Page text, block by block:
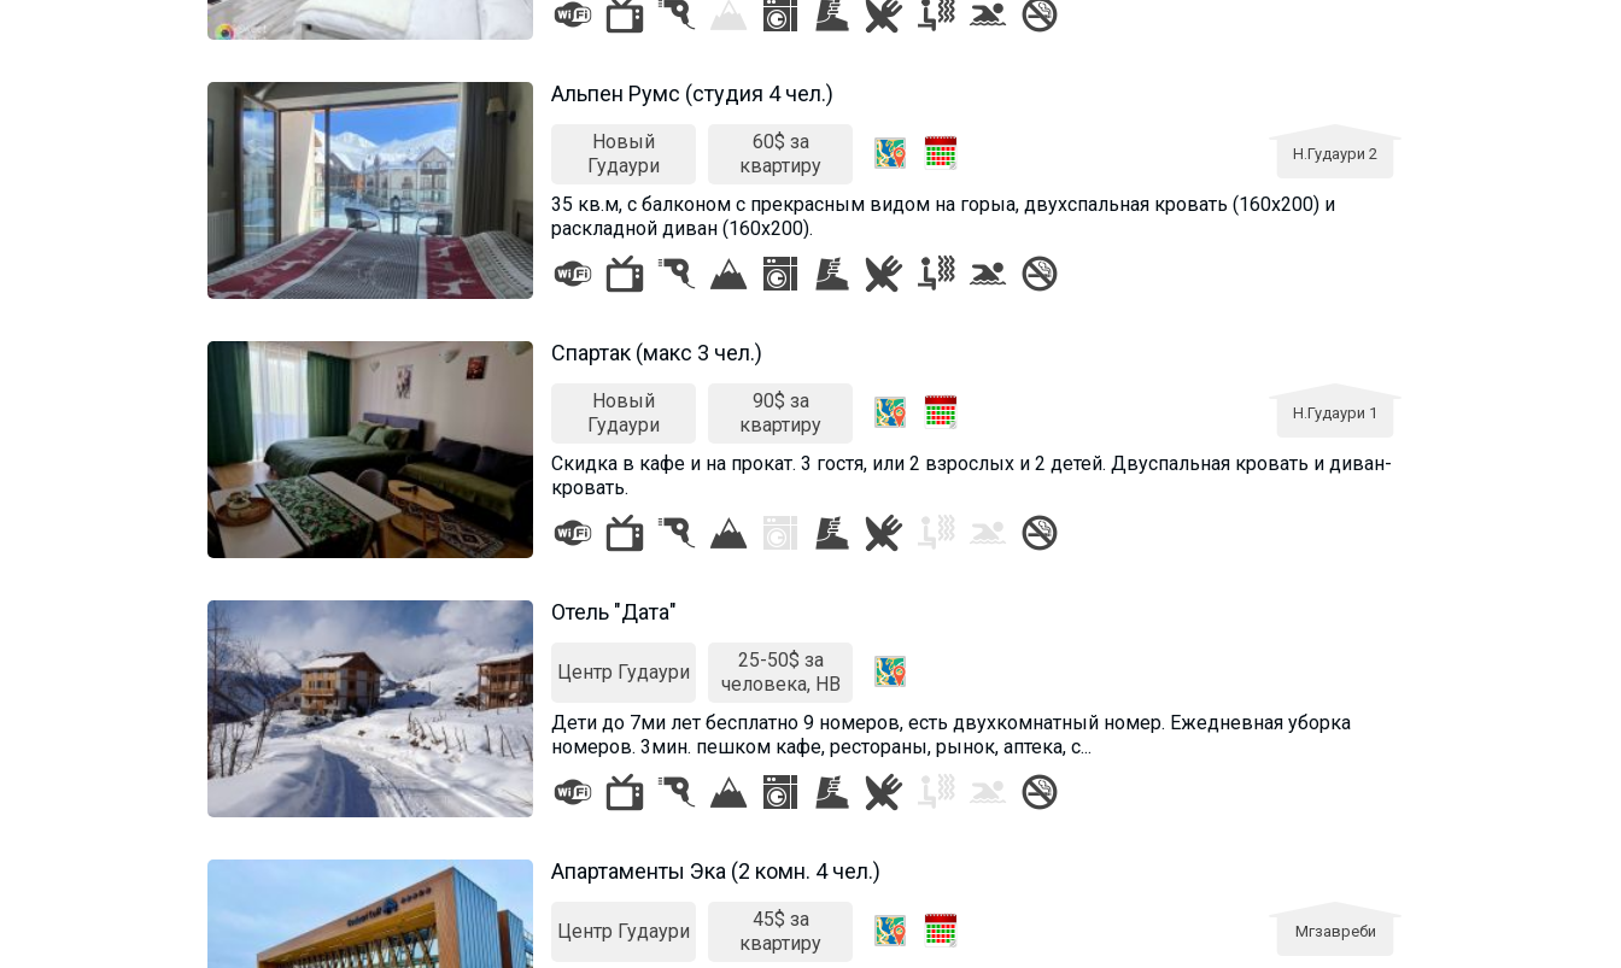
Альпен Румс (студия 4 чел.)
Новый
Гудаури
60$ за
квартиру
Н.Гудаури 2
35 кв.м, с балконом с прекрасным видом на горыа, двухспальная кровать (160х200) и
раскладной диван (160х200).
Спартак (макс 3 чел.)
Новый
Гудаури
90$ за
квартиру
Н.Гудаури 1
Скидка в кафе и на прокат. 3 гостя, или 2 взрослых и 2 детей. Двуспальная кровать и диван-
кровать.
Отель "Дата"
Центр Гудаури
25-50$ за
человека, HB
Дети до 7ми лет бесплатно 9 номеров, есть двухкомнатный номер. Ежедневная уборка
номеров. 3мин. пешком кафе, рестораны, рынок, аптека, с...
Апартаменты Эка (2 комн. 4 чел.)
Центр Гудаури
45$ за
квартиру
Мгзавреби